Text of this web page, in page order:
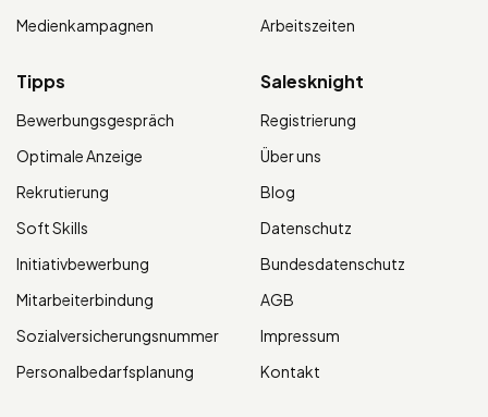
Medienkampagnen
Arbeitszeiten
Tipps
Bewerbungsgespräch
Optimale Anzeige
Rekrutierung
Soft Skills
Initiativbewerbung
Mitarbeiterbindung
Sozialversicherungsnummer
Personalbedarfsplanung
Salesknight
Registrierung
Über uns
Blog
Datenschutz
Bundesdatenschutz
AGB
Impressum
Kontakt